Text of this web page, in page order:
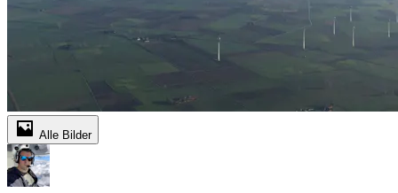
Alle Bilder